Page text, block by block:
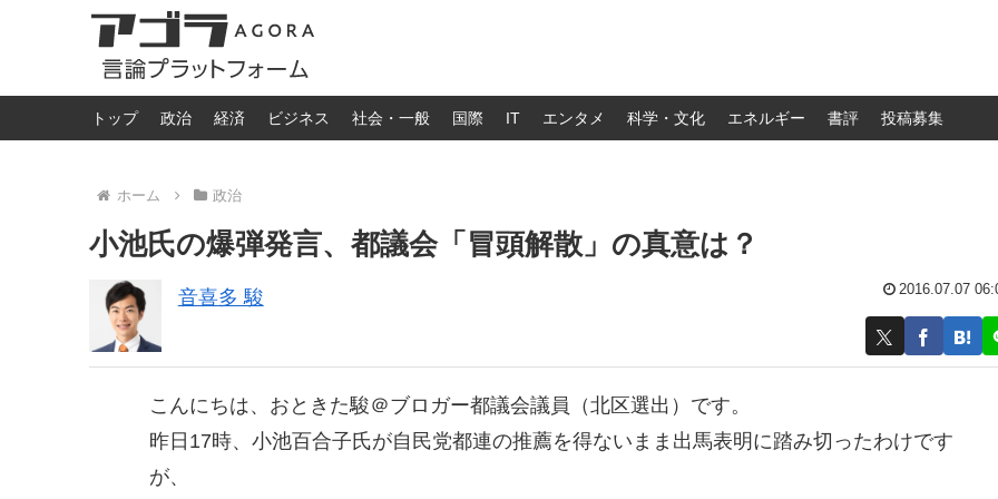
トップ 政治 経済 ビジネス 社会・一般 国際 IT エンタメ 科学・文化 エネルギー 書評 投稿募集
ホーム 政治
小池氏の爆弾発言、都議会「冒頭解散」の真意は？
音喜多 駿 2016.07.07
こんにちは、おときた駿＠ブロガー都議会議員（北区選出）です。
昨日17時、小池百合子氏が自民党都連の推薦を得ないまま出馬表明に踏み切ったわけです
が、